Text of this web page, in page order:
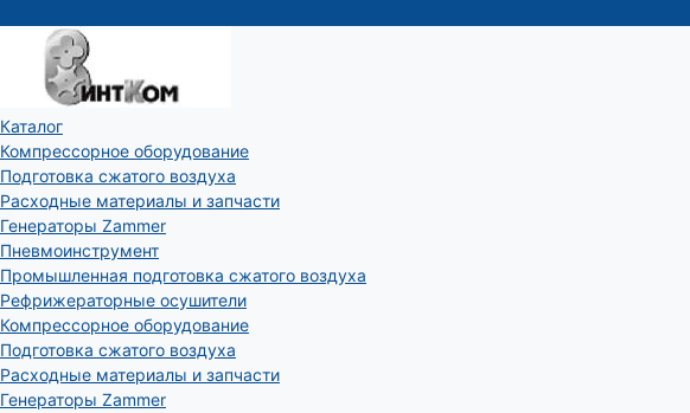
Каталог
Компрессорное оборудование
Подготовка сжатого воздуха
Расходные материалы и запчасти
Генераторы Zammer
Пневмоинструмент
Промышленная подготовка сжатого воздуха
Рефрижераторные осушители
Компрессорное оборудование
Подготовка сжатого воздуха
Расходные материалы и запчасти
Генераторы Zammer